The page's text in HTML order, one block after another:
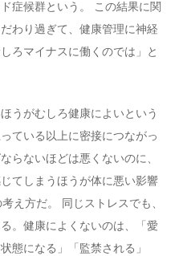
症候群という。 この結果に関
わり過ぎて、健康管理に神経
ろマイナスに働くのでは」と
うがむしろ健康によいという
ている以上に密接につながっ
らないほどは悪くないのに、
てしまうほうが体に悪い影響
え方だ。 同じストレスでも、
。健康によくないのは、「愛
態になる」「監禁される」